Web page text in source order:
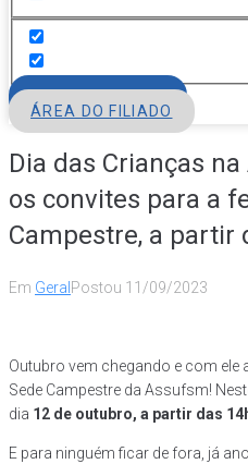
ÁREA DO FILIADO
Dia das Crianças
os convites para a
Campestre, a partir
Em Geral Postou 11/09/2023
Outubro vem chegando e com ele
Sede Campestre da Assufsm!
dia 12 de outubro, a partir das
E para ninguém ficar de fora, já